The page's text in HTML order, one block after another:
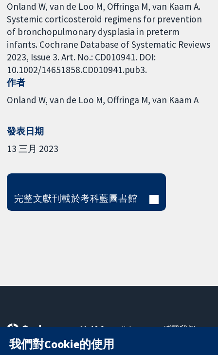
Onland W, van de Loo M, Offringa M, van Kaam A.
Systemic corticosteroid regimens for prevention
of bronchopulmonary dysplasia in preterm
infants. Cochrane Database of Systematic Reviews
2023, Issue 3. Art. No.: CD010941. DOI:
10.1002/14651858.CD010941.pub3.
作者
Onland W van de Loo M Offringa M van Kaam A
發表日期
13 三月 2023
完整文獻刊載於考科藍圖書館
可信任實證
11-13 Cavendish
Square
London
聯繫我們
我們對Cookie的使用